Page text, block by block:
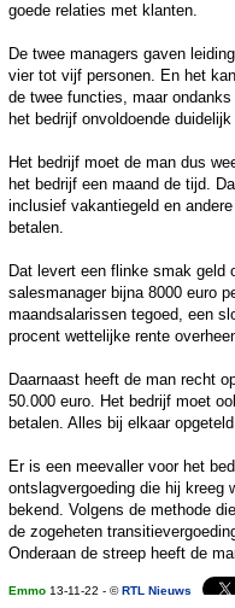
goede relaties met klanten.
De twee managers gaven
vier tot vijf personen. En het
de twee functies, maar
het bedrijf onvoldoende
Het bedrijf moet de man dus
het bedrijf een maand de tijd.
inclusief vakantiegeld en
betalen.
Dat levert een flinke smak geld
salesmanager bijna 8000 euro
maandsalarissen tegoed, een
procent wettelijke rente
Daarnaast heeft de man recht
50.000 euro. Het bedrijf moet
betalen. Alles bij elkaar
Er is een meevaller voor het
ontslagvergoeding die hij kreeg
bekend. Volgens de methode
de zogeheten
Onderaan de streep heeft de
Emmo 13-11-22 - ©RTL Nieuws